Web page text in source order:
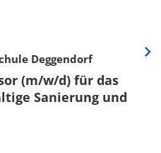
Deggendorf
(m/w/d) für das
Sanierung und
Eine